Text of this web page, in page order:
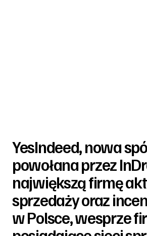
YesIndeed, nowa
powołana przez
największą firmę
sprzedaży oraz
w Polsce, wesprze